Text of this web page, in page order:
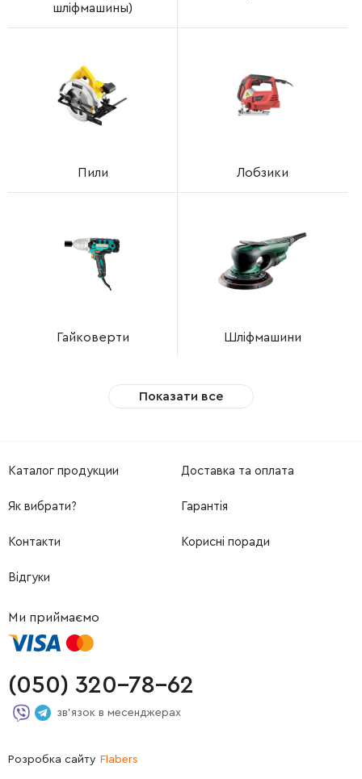
шліфмашины)
Пили Лобзики
Гайковерти Шліфмашини
Показати все
Каталог продукции Доставка та оплата
Як вибрати? Гарантія
Контакти Корисні поради
Відгуки
Ми приймаємо
(050) 320-78-62
зв'язок в месенджерах
Розробка сайту Flabers